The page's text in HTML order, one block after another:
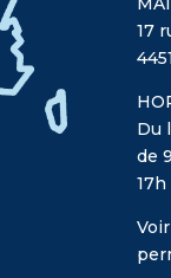
17
Du
de
17h